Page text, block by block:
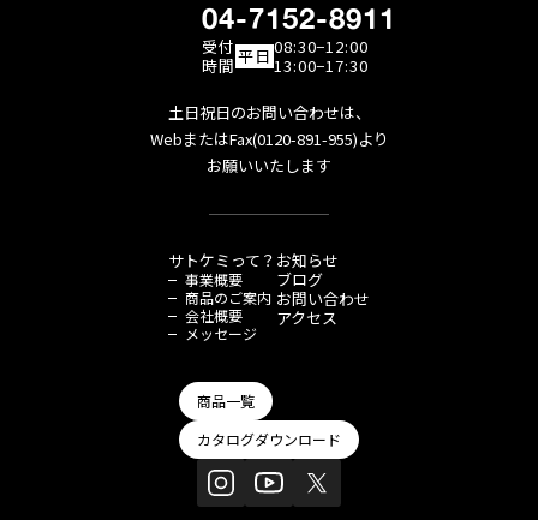
04-7152-8911
受付
時間平日 08:30−12:00
13:00−17:30
土日祝日のお問い合わせは、
WebまたはFax(0120-891-955)より
お願いいたします
サトケミって？
事業概要
商品のご案内
会社概要
メッセージ
お知らせ
ブログ
お問い合わせ
アクセス
商品一覧
カタログダウンロード